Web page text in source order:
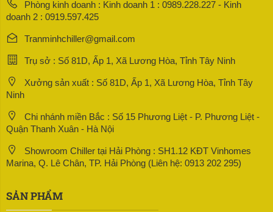
Phòng kinh doanh : Kinh doanh 1 : 0989.228.227 - Kinh
doanh 2 : 0919.597.425
Tranminhchiller@gmail.com
Trụ sở : Số 81D, Ấp 1, Xã Lương Hòa, Tỉnh Tây Ninh
Xưởng sản xuất : Số 81D, Ấp 1, Xã Lương Hòa, Tỉnh Tây
Ninh
Chi nhánh miền Bắc : Số 15 Phương Liệt - P. Phương Liệt -
Quận Thanh Xuân - Hà Nội
Showroom Chiller tại Hải Phòng : SH1.12 KĐT Vinhomes
Marina, Q. Lê Chân, TP. Hải Phòng (Liên hệ: 0913 202 295)
SẢN PHẨM